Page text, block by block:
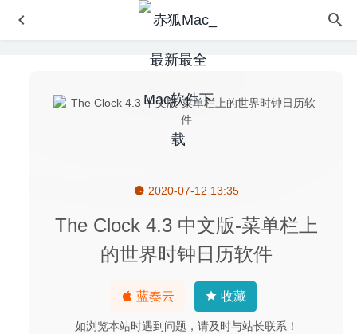
2020-07-12 13:35
The Clock 4.3 中文版-菜单栏上
的世界时钟日历软件
蓝奏云 收藏
如浏览本站时遇到问题，请及时与站长联系！
帕夏时代(Roots of Pacha) 1.3.1 中文版-有趣的农耕模拟游
DSP-Quattro 5.6.0 – 功能强大的 macOS 音频编辑工具
渡鸦观察Ravenswatch 1.1.1.0-暗黑风格的roguelike冒险游
Swift Publisher 5.5.6 – 非常好用的版面设计软件 2020-09-